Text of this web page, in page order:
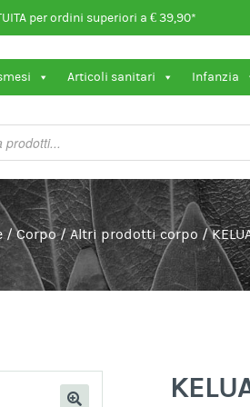
per ordini superiori a € 39,90*
Articoli sanitari Infanzia
/Corpo /Altri prodotti corpo /